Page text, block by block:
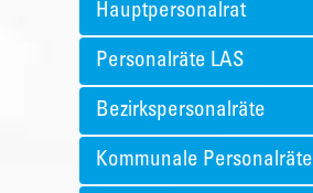
Hauptpersonalrat
Personalräte LAS
Bezirkspersonalräte
Kommunale Personalräte